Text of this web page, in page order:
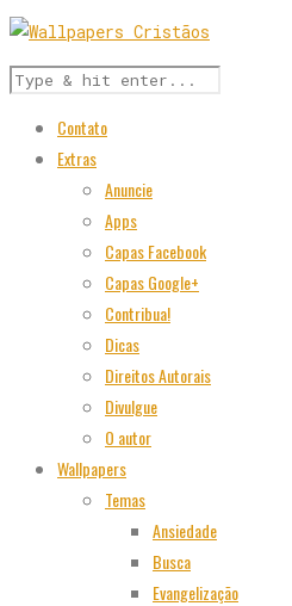
Contato
Extras
Anuncie
Apps
Capas Facebook
Capas Google+
Contribua!
Dicas
Direitos Autorais
Divulgue
O autor
Wallpapers
Temas
Ansiedade
Busca
Evangelização